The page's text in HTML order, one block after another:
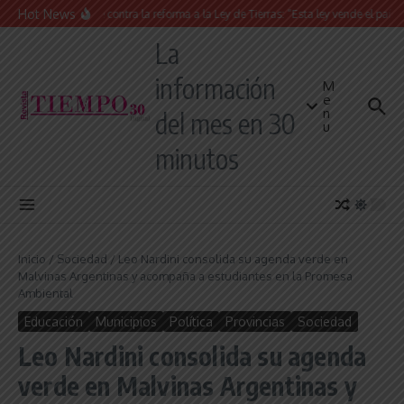
Saltar al contenido
Hot News
contundente contra la reforma a la Ley de Tierras: “Esta ley vende el país”
La
información
del mes en 30
minutos
M
e
n
u
Inicio / Sociedad / Leo Nardini consolida su agenda verde en
Malvinas Argentinas y acompaña a estudiantes en la Promesa
Ambiental
Educación Municipios Política Provincias Sociedad
Leo Nardini consolida su agenda
verde en Malvinas Argentinas y